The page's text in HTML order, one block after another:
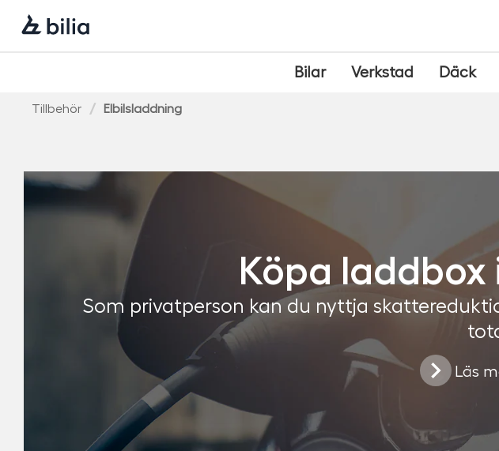
Navigering
Hoppa
Hoppa
Hoppa
Bilar Verkstad Däck
Tillbehör Elbilsladdning
Köpa
Som privatperson kan du nyttja
Läs